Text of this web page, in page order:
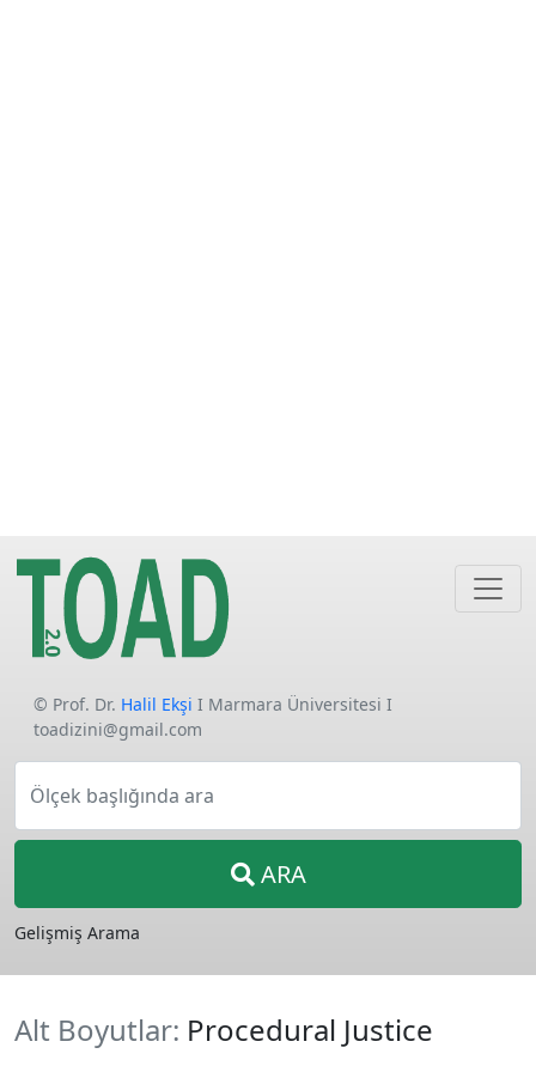
© Prof. Dr. Halil Ekşi I Marmara Üniversitesi I
toadizini@gmail.com
Ölçek başlığında ara
ARA
Gelişmiş Arama
Alt Boyutlar: Procedural Justice